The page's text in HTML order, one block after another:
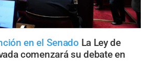
en el Senado La Ley de
comenzará su debate en